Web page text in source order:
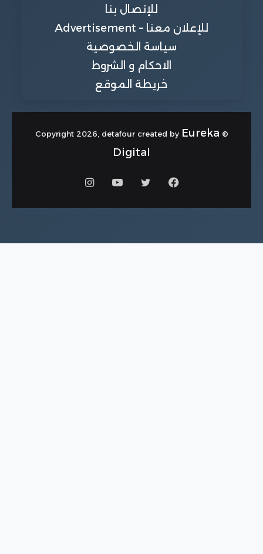
للإتصال بنا
للإعلان معنا – Advertisement
سياسة الخصوصية
الاحكام و الشروط
خريطة الموقع
© Copyright 2026, detafour created by
Eureka
Digital
فيسبوكتويتر يوتيوبانستقرام